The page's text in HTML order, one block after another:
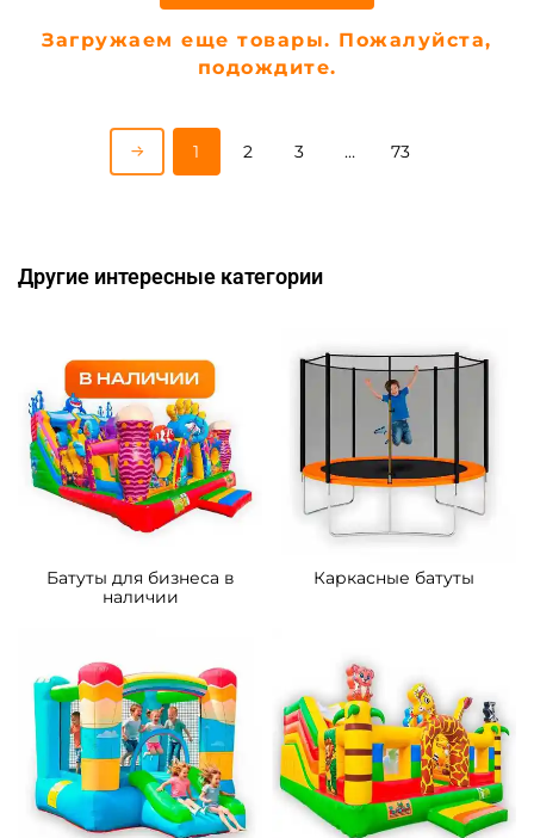
Загружаем еще товары. Пожалуйста,
подождите.
1 2 3 … 73
Другие интересные категории
Батуты для бизнеса в
наличии
Каркасные батуты